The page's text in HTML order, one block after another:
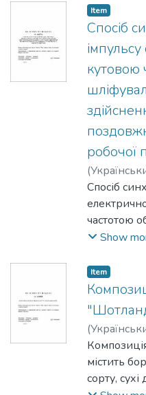
Павлівна
при якому
рухами
Item
Спосіб
кутовою
робочої
(
власності,
Микола
Спосіб
частотою
круга для
поверхні,
частоти
алмазного
та подача
поверхні
Show
Item
(
власності,
Олена
Валеріївна
містить
сорту,